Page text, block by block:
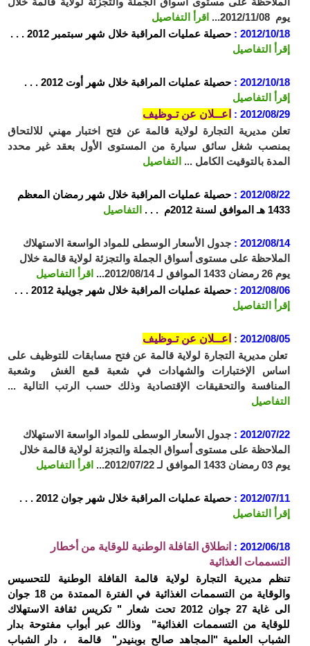
يوم 2012/11/08...
اقرأ التفاصيل
2012/10/18 :
حصيلة عمليات المراقبة خلال شهر سبتمبر 2012 . . .
إقرأ التفاصيل
2012/10/18 :
حصيلة عمليات المراقبة خلال شهر أوت 2012 . . .
إقرأ التفاصيل
2012/08/29 :
اعــلان عن تـوظيف
تعلن مديرية التجارة لولاية قالمة عن فتح اختبار مهني للالتحاق
بمنصب شغل سائق سيارة من المستوى الأول بعقد غير محدد
المدة بالتوقيت الكامل ... التفاصيل
2012/08/22 : حصيلة عمليات المراقبة خلال شهر رمضان المعظم
1433 هـ الموافق لسنة 2012م . . .
التفاصيل
2012/08/14 :
جدول الأسعار الوسطى للمواد الواسعة الاستهلاك
الملاحظة على مستوى أسواق الجملة والتجزئة لولاية قالمة خلال
يوم 26 رمضان 1433 الموافق لـ 2012/08/14...
اقرأ التفاصيل
2012/08/06 :
حصيلة عمليات المراقبة خلال شهر جويلية 2012 . . .
إقرأ التفاصيل
2012/08/05
: اعــلان عن تـوظيف
تعلن مديرية التجارة لولاية قالمة عن فتح مسابقات للتوظيف على
اساس الإختبارات والشهادات في شعبة قمع الغش وشعبة
المنافسة والتحقيقات الإقتصادية وذلك حسب الرتب التالية ...
التفاصيل
2012/07/22 :
جدول الأسعار الوسطى للمواد الواسعة الاستهلاك
الملاحظة على مستوى أسواق الجملة والتجزئة لولاية قالمة خلال
يوم 03 رمضان 1433 الموافق لـ 2012/07/22...
اقرأ التفاصيل
2012/07/11 :
حصيلة عمليات المراقبة خلال شهر جوان 2012 . . .
إقرأ التفاصيل
2012/06/18 :
انطلاق القافلة الوطنية للوقاية من أخطار
التسممات الغذائية
تنظم مديرية التجارة لولاية قالمة القافلة الوطنية للتحسيس
والوقاية من التسممات الغذائية في الفترة الممتدة من 18 جوان
الى غاية 27 جوان 2012 تحت شعار " تكريس ثقافة الاستهلاك
للوقاية من التسممات الغذائية" وذالك عبر أبواب مفتوحة بدار
الشباب العلمية "المجاهد صالح بوبنيدر" قالمة ، دار الشباب